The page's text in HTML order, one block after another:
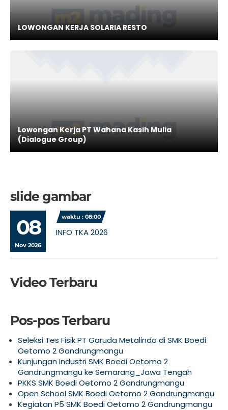
LOWONGAN KERJA SOLARIA RESTO
Lowongan Kerja PT Wahana Kasih Mulia
(Dialogue Group)
slide gambar
08
Nov 2026
waktu : 08:00
INFO TKA 2026
Video Terbaru
Pos-pos Terbaru
Seleksi Tes Fisik PT Garuda Metalindo di SMK Boedi
Oetomo 2 Gandrungmangu
Kunjungan Industri SMK Boedi Oetomo 2
Gandrungmangu ke Semarang_Jawa Tengah
PKKS SMK Boedi Oetomo 2 Gandrungmangu
Open School SMK Boedi Oetomo 2 Gandrungmangu
Kegiatan P5 SMK Boedi Oetomo 2 Gandrungmangu